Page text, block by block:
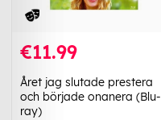
€11.99
Året jag slutade prestera
och började onanera (Blu-
ray)